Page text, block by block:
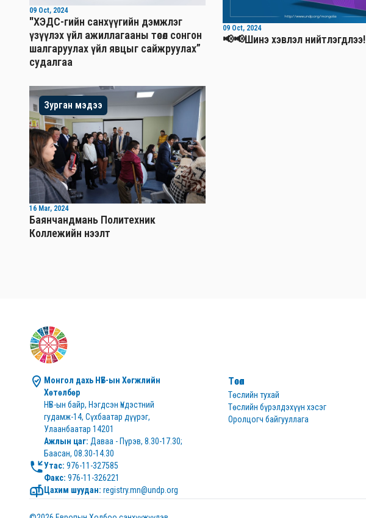
09 Oct, 2024
"ХЭДС-гийн санхүүгийн дэмжлэг
үзүүлэх үйл ажиллагааны төсөл сонгон
шалгаруулах үйл явцыг сайжруулах”
судалгаа
09 Oct, 2024
📢📢Шинэ хэвлэл нийтлэгдлээ!
Зурган мэдээ
16 Mar, 2024
Баянчандмань Политехник
Коллежийн нээлт
Монгол дахь НҮБ-ын Хөгжлийн
Хөтөлбөр
НҮБ-ын байр, Нэгдсэн Үндэстний
гудамж-14, Сүхбаатар дүүрэг,
Улаанбаатар 14201
Ажлын цаг: Даваа - Пүрэв, 8.30-17.30;
Баасан, 08.30-14.30
Утас:
Факс: 976-11-326221
Цахим шуудан: registry.mn@undp.org
Төсөл
Төслийн тухай
Төслийн бүрэлдэхүүн хэсэг
Оролцогч байгууллага